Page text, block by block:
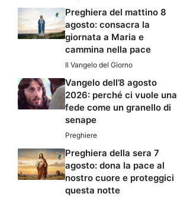
Preghiera del mattino 8
agosto: consacra la
giornata a Maria e
cammina nella pace
Il Vangelo del Giorno
Vangelo dell’8 agosto
2026: perché ci vuole una
fede come un granello di
senape
Preghiere
Preghiera della sera 7
agosto: dona la pace al
nostro cuore e proteggici
questa notte